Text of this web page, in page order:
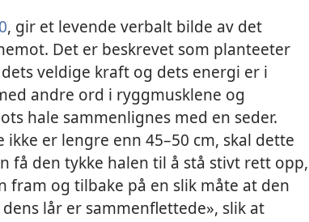
, gir et levende verbalt bilde av det
Det er beskrevet som planteeter
veldige kraft og dets energi er i
andre ord i ryggmusklene og
hale sammenlignes med en seder.
er lengre enn 45–50 cm, skal dette
få den tykke halen til å stå stivt rett opp,
fram og tilbake på en slik måte at den
lår er sammenflettede», slik at